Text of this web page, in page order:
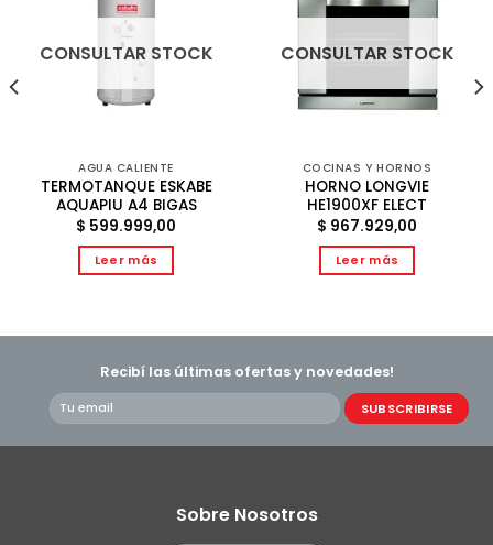
CONSULTAR STOCK
AGUA CALIENTE
TERMOTANQUE ESKABE
AQUAPIU A4 BIGAS
$ 599.999,00
Leer más
CONSULTAR STOCK
COCINAS Y HORNOS
HORNO LONGVIE
HE1900XF ELECT
$ 967.929,00
Leer más
Recibí las últimas ofertas y novedades!
Sobre Nosotros